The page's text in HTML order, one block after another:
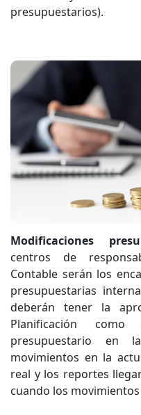
presupuestarios).
Modificaciones
centros de
Contable serán los
presupuestarias
deberán tener la
Planificación
presupuestario en
movimientos en la
real y los reportes
cuando los